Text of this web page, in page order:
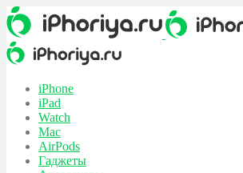
iPhone
iPad
Watch
Mac
AirPods
Гаджеты